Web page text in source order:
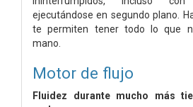
ejecutándose en segundo plano.
te permiten tener todo lo que
mano.
Motor de flujo
Fluidez durante mucho más